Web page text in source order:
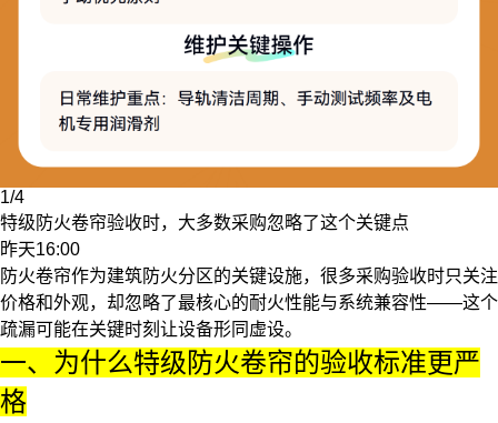
1/4
特级防火卷帘验收时，大多数采购忽略了这个关键点
昨天16:00
防火卷帘作为建筑防火分区的关键设施，很多采购验收时只关注
价格和外观，却忽略了最核心的耐火性能与系统兼容性——这个
疏漏可能在关键时刻让设备形同虚设。
一、为什么特级防火卷帘的验收标准更严
格